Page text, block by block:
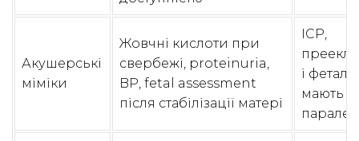
Акушерські
міміки
Жовчні кислоти при
свербежі, proteinuria,
BP, fetal assessment
після стабілізації матері
ICP,
і
мають